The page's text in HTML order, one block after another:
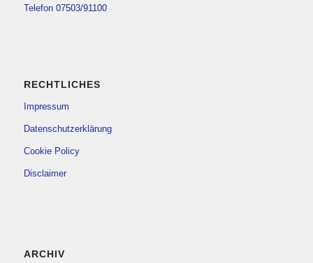
Telefon 07503/91100
RECHTLICHES
Impressum
Datenschutzerklärung
Cookie Policy
Disclaimer
ARCHIV